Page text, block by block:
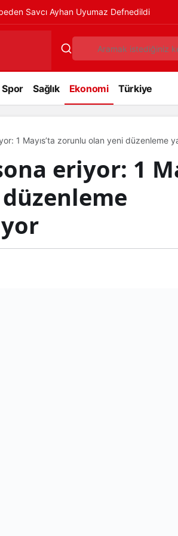
Savcı Ayhan Uyumaz Defnedildi
Spor Sağlık Ekonomi Türkiye
1 Mayıs’ta zorunlu olan yeni düzenleme
eriyor: 1